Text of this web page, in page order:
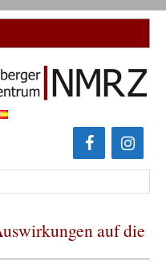
auf die